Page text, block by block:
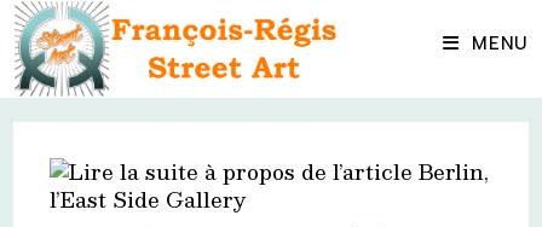
Skip
content MENU